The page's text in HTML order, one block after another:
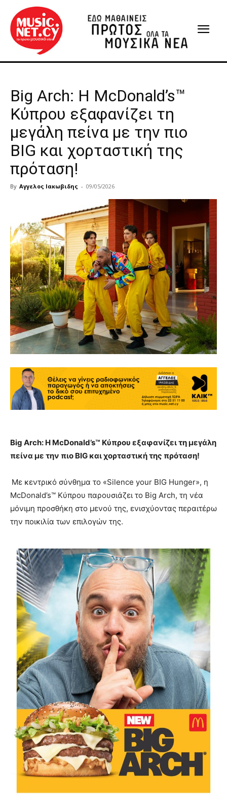
Big Arch: Η McDonald’s™
Κύπρου εξαφανίζει τη
μεγάλη πείνα με την πιο
BIG και χορταστική της
πρόταση!
By Αγγελος Ιακωβιδης - 09/05/2026
Big Arch: Η McDonald’s™ Κύπρου εξαφανίζει τη μεγάλη
πείνα με την πιο BIG και χορταστική της πρόταση!
Με κεντρικό σύνθημα το «Silence your BIG Hunger», η
McDonald’s™ Κύπρου παρουσιάζει το Big Arch, τη νέα
μόνιμη προσθήκη στο μενού της, ενισχύοντας περαιτέρω
την ποικιλία των επιλογών της.